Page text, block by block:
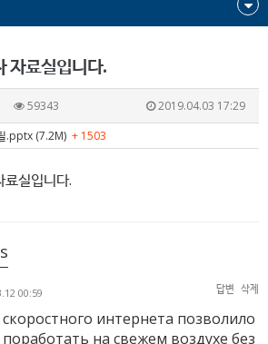
자료실입니다.
59343
2019.04.03 17:29
.pptx (7.2M) + 1503
실입니다.
00:59 답변 삭제
интернета позволило
на свежем воздухе без